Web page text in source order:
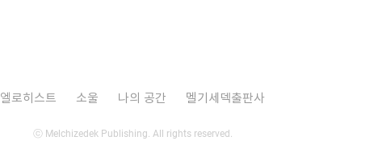
엘로히스트 소울 나의 공간 멜기세덱출판사
ⓒ Melchizedek Publishing. All rights reserved.